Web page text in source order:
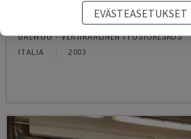
DAEWOO - VERTIKAALINEN TYÖSTÖKESKUS
ITALIA 2003
EVÄSTEASETUKSET